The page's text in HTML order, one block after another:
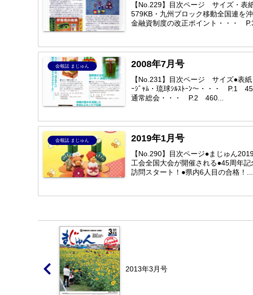
【No.229】目次ページ サイズ・
579KB・九州ブロック移動全国連
金融資制度の改正ポイント・・・
会報誌 まじゅん 2008年7月号
【No.231】目次ページ サイズ●表
ｰｼﾞｬﾑ・琉球ｼﾙｽﾄｰﾝ～・・・ P.1
通常総会・・・ P.2 460...
会報誌 まじゅん 2019年1月号
【No.290】目次ページ●まじゅん
工会全国大会が開催される●45周年
訪問スタート！●県内6人目の合格！...
2013年3月号